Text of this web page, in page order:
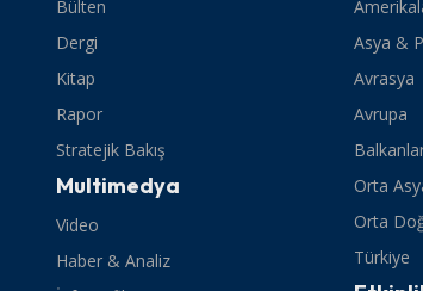
Bülten
Dergi
Kitap
Rapor
Stratejik Bakış
Multimedya
Video
Haber & Analiz
Asya &
Avrasya
Avrupa
Orta
Orta
Türkiye